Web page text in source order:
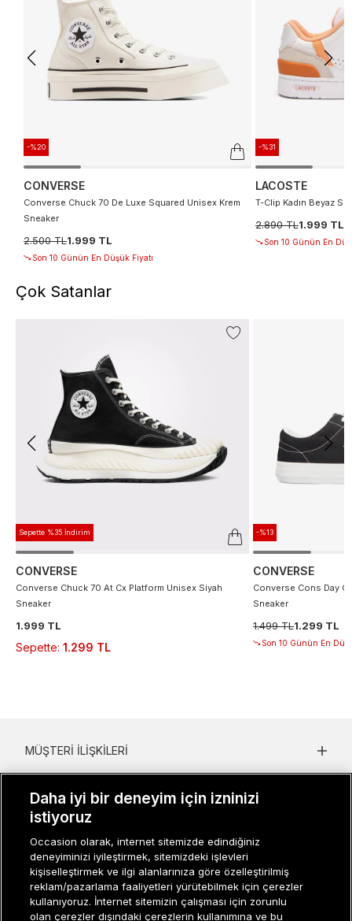
-%20
CONVERSE
Converse Chuck 70 De Luxe Squared Unisex Krem
Sneaker
2.500 TL1.999 TL
Son 10 Günün En Düşük Fiyatı
-%31
LACOSTE
T-Clip Kadın Beyaz
2.890 TL1.999 TL
Son 10 Günün En
Çok Satanlar
Sepette %35 İndirim
CONVERSE
Converse Chuck 70 At Cx Platform Unisex Siyah
Sneaker
1.999 TL
Sepette: 1.299 TL
-%13
CONVERSE
Converse Cons Day
Sneaker
1.499 TL1.299 TL
Son 10 Günün En
MÜŞTERI İLIŞKILERI
KADIN KATEGORILER
GRUP MARKALAR
ERKEK KATEGORILER
Daha iyi bir deneyim için izninizi
istiyoruz
Occasion olarak, internet sitemizde edindiğiniz
deneyiminizi iyileştirmek, sitemizdeki işlevleri
kişiselleştirmek ve ilgi alanlarınıza göre özelleştirilmiş
reklam/pazarlama faaliyetleri yürütebilmek için çerezler
kullanıyoruz. İnternet sitemizin çalışması için zorunlu
olan çerezler dışındaki çerezlerin kullanımına ve bu